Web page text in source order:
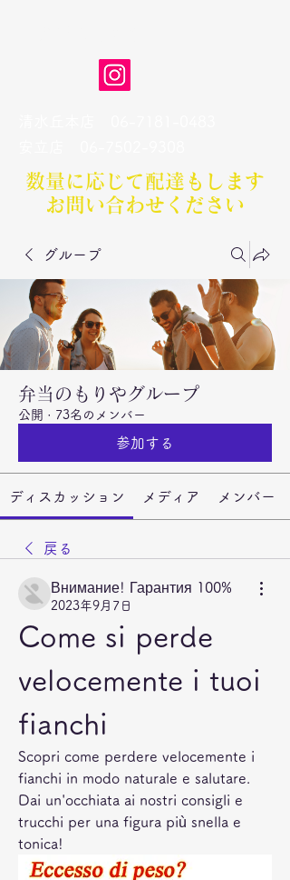
数量に応じて配達もします​
お問い合わせください
グループ
弁当のもりやグループ
公開 · 73名のメンバー
参加する
ディスカッション メディア メンバー
戻る
Внимание! Гарантия 100%
2023年9月7日
Come si perde
velocemente i tuoi
fianchi
Scopri come perdere velocemente i
fianchi in modo naturale e salutare.
Dai un'occhiata ai nostri consigli e
trucchi per una figura più snella e
tonica!